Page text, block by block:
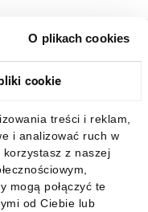
O plikach cookies
cookie
treści i reklam,
i analizować ruch w
z naszej
mogą połączyć te
od Ciebie lub
mobilną: